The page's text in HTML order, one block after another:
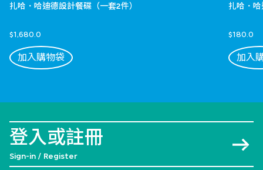
扎哈．哈迪德設計餐碟（一套2件）
$1,680.0
加入購物袋
扎哈．
$180.0
加入
登入或註冊
Sign-in / Register